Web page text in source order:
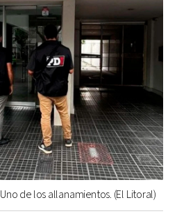
Uno de los allanamientos. (El Litoral)